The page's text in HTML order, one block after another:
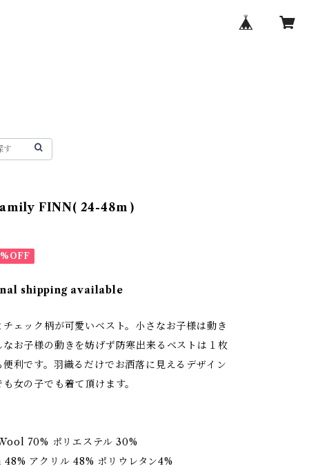
FINN( 24-48m )
shipping available
ェック柄が可愛いベスト。小さなお子様は動き
お子様の動きを妨げず防寒出来るベストは１枚
利です。羽織るだけでお洒落に見えるデザイン
女の子でも着て頂けます。
70% ポリエステル 30%
アクリル 48% ポリウレタン4%